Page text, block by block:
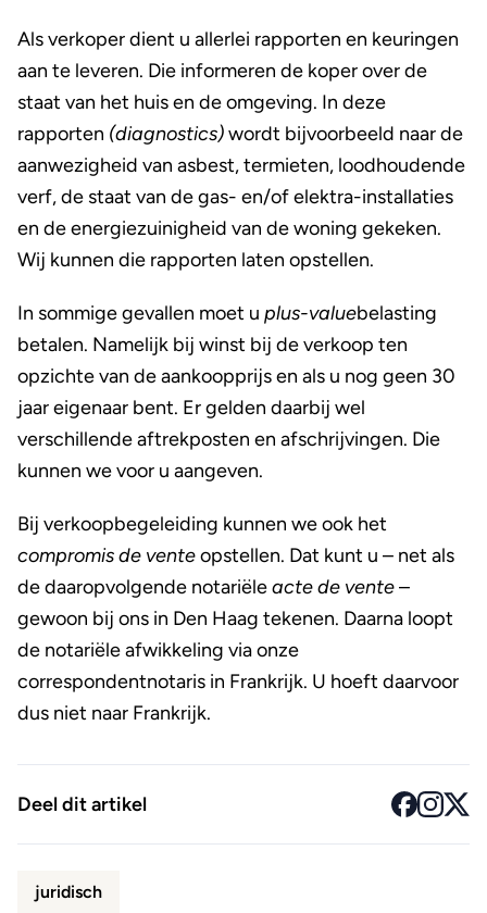
Als verkoper dient u allerlei rapporten en keuringen
aan te leveren. Die informeren de koper over de
staat van het huis en de omgeving. In deze
rapporten (diagnostics)wordt bijvoorbeeld naar de
aanwezigheid van asbest, termieten, loodhoudende
verf, de staat van de gas- en/of elektra-installaties
en de energiezuinigheid van de woning gekeken.
Wij kunnen die rapporten laten opstellen.
In sommige gevallen moet u plus-valuebelasting
betalen. Namelijk bij winst bij de verkoop ten
opzichte van de aankoopprijs en als u nog geen 30
jaar eigenaar bent. Er gelden daarbij wel
verschillende aftrekposten en afschrijvingen. Die
kunnen we voor u aangeven.
Bij verkoopbegeleiding kunnen we ook het
compromis de venteopstellen. Dat kunt u – net als
de daaropvolgende notariëleacte de vente–
gewoon bij ons in Den Haag tekenen. Daarna loopt
de notariële afwikkeling via onze
correspondentnotaris in Frankrijk. U hoeft daarvoor
dus niet naar Frankrijk.
Deel dit artikel
juridisch